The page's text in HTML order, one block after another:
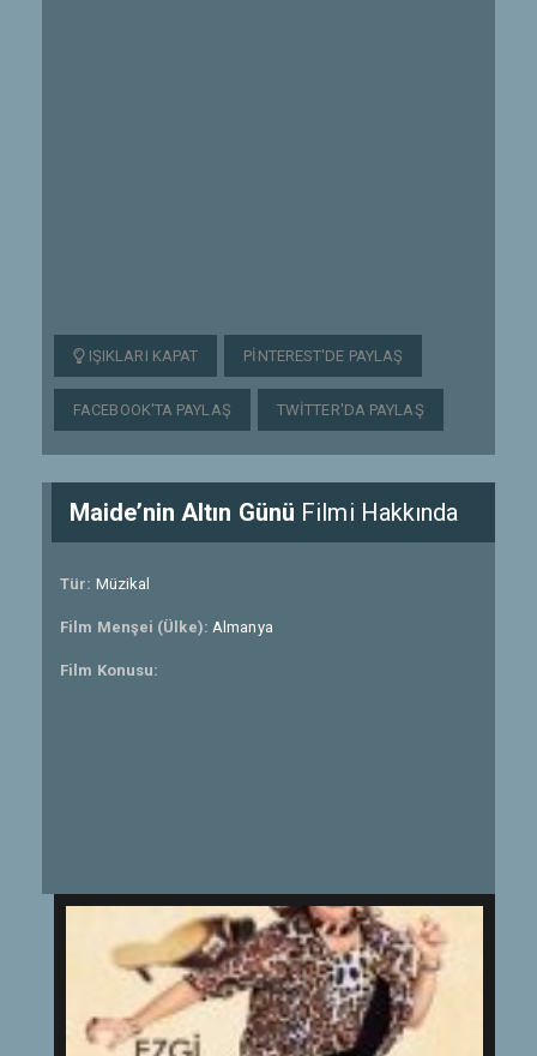
IŞIKLARI KAPAT PINTEREST'DE PAYLAŞ
FACEBOOK'TA PAYLAŞ TWITTER'DA PAYLAŞ
Maide’nin Altın Günü Filmi Hakkında
Tür: Müzikal
Film Menşei (Ülke): Almanya
Film Konusu: